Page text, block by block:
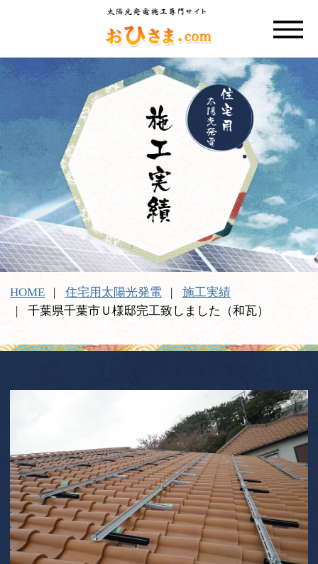
HOME 住宅用太陽光発電
施工実績
千葉県千葉市Ｕ様邸完工致しました（和瓦）